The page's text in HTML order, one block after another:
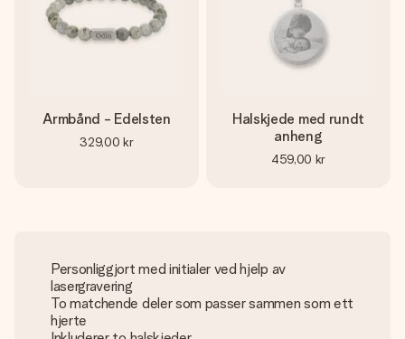
Armbånd - Edelsten
329,00 kr
Halskjede med rundt
anheng
459,00 kr
Personliggjort med initialer ved hjelp av
lasergravering
To matchende deler som passer sammen som ett
hjerte